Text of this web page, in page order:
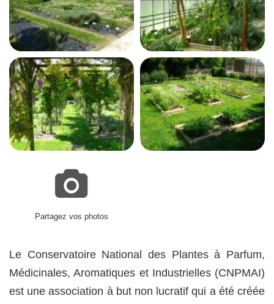
Partagez vos photos
Le Conservatoire National des Plantes à Parfum,
Médicinales, Aromatiques et Industrielles (CNPMAI)
est une association à but non lucratif qui a été créée